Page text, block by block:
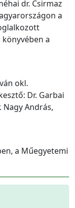
dr. Csirmaz
a
a
okl.
Dr. Garbai
Nagy András,
a Műegyetemi